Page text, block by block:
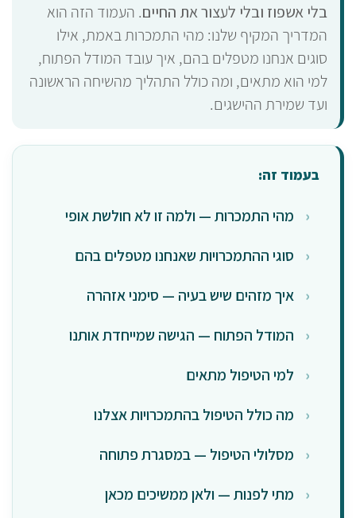
בלי אשפוז ובלי לעצור את החיים. העמוד הזה הוא
המדריך המקיף שלנו: מהי התמכרות באמת, אילו
סוגים אנחנו מטפלים בהם, איך עובד המודל הפתוח,
למי הוא מתאים, ומה כולל התהליך מהשיחה הראשונה
ועד שמירת ההישגים.
בעמוד זה:
מהי התמכרות — ולמה זו לא חולשת אופי
סוגי ההתמכרויות שאנחנו מטפלים בהם
איך מזהים שיש בעיה — סימני אזהרה
המודל הפתוח — הגישה שמייחדת אותנו
למי הטיפול מתאים
מה כולל הטיפול בהתמכרויות אצלנו
מסלולי הטיפול — במסגרת פתוחה
מתי לפנות — ולאן ממשיכים מכאן